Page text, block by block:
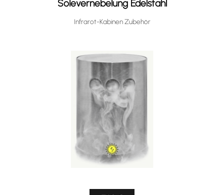
Solevernebelung Edelstahl
Infrarot-Kabinen Zubehör